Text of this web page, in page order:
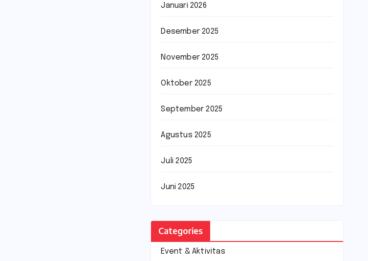
Januari 2026
Desember 2025
November 2025
Oktober 2025
September 2025
Agustus 2025
Juli 2025
Juni 2025
Categories
Event & Aktivitas